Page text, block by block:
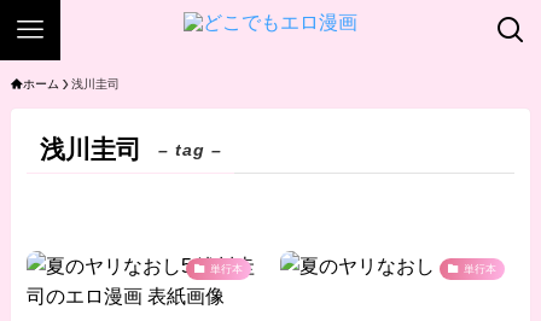
ホーム 浅川圭司
浅川圭司 – tag –
単行本 単行本